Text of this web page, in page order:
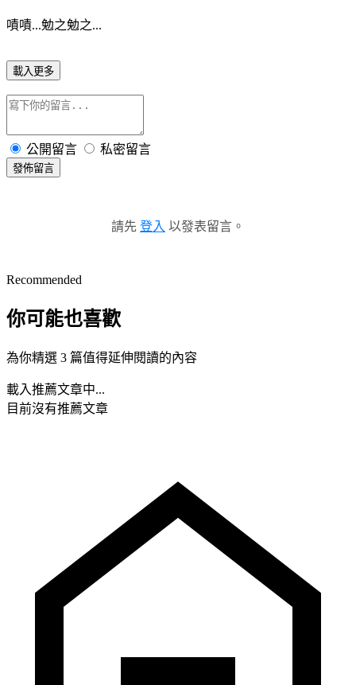
嘖嘖...勉之勉之...
載入更多
公開留言 私密留言
發佈留言
請先 登入 以發表留言。
Recommended
你可能也喜歡
為你精選 3 篇值得延伸閱讀的內容
載入推薦文章中...
目前沒有推薦文章